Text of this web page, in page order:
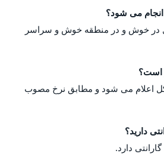
انجام می شود؟
در خوش و در منطقه خوش و سراسر
است؟
اعلام می شود و مطابق نرخ مصوب
دارید؟